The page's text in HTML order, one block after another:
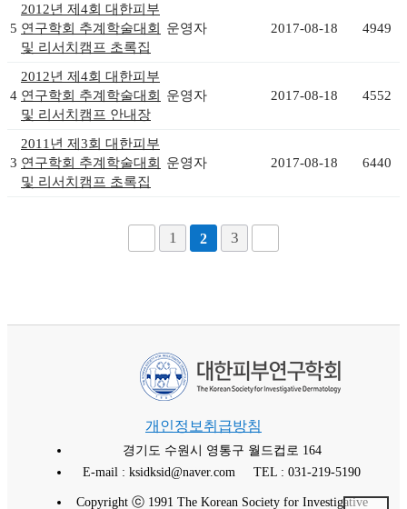
5
2012년 제4회 대한피부
연구학회 추계학술대회
및 리서치캠프 초록집
운영자 2017-08-18 4949
4
2012년 제4회 대한피부
연구학회 추계학술대회
및 리서치캠프 안내장
운영자 2017-08-18 4552
3
2011년 제3회 대한피부
연구학회 추계학술대회
및 리서치캠프 초록집
운영자 2017-08-18 6440
1 2 3
개인정보취급방침
경기도 수원시 영통구 월드컵로 164
E-mail : ksidksid@naver.com
TEL : 031-219-5190
Copyright ⓒ 1991 The Korean Society for Investigative